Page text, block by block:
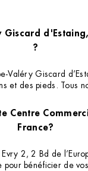
?
Valéry Giscard
des pieds.
France?
2, 2 Bd de
pour bénéficier de